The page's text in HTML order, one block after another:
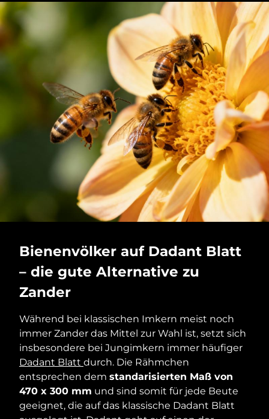
Bienenvölker auf Dadant Blatt
– die gute Alternative zu
Zander
Während bei klassischen Imkern meist noch
immer Zander das Mittel zur Wahl ist, setzt sich
insbesondere bei Jungimkern immer häufiger
Dadant Blatt durch. Die Rähmchen
entsprechen dem standarisierten Maß von
470 x 300 mm und sind somit für jede Beute
geeignet, die auf das klassische Dadant Blatt